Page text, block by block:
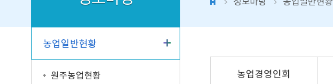
농업일반현황
원주농업현황
농업경영인회